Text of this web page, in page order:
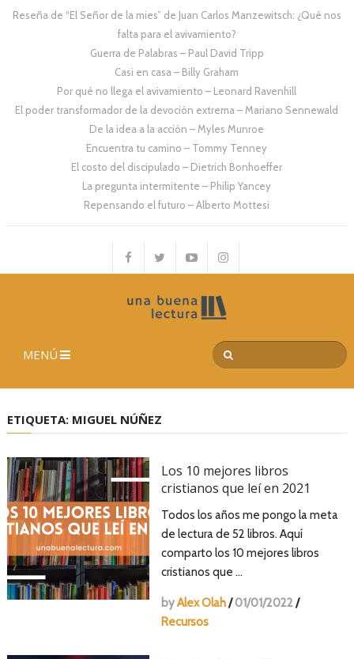
Reseña de “El Señor de la mies” de Juan Carlos Manzewitsch: ¿Qué nos
falta para el avivamiento?
Guerra de Palabras – Paul David Tripp
Casi en casa – Billy Graham
Por qué no llega el avivamiento – Leonard Ravenhill
El poder transformador de la devoción extrema – Mariano Sennewald
De la idea a la acción – Myles Munroe
Encuentra tu camino – Tommy Tenney
El costo del discipulado – Dietrich Bonhoeffer
La pregunta intermitente – Philip Yancey
Repensando el futuro – Alberto Mottesi
MENÚ
ETIQUETA: MIGUEL NÚÑEZ
Los 10 mejores libros
cristianos que leí en 2021
Todos los años me pongo la meta
de lectura de 52 libros. Aquí
comparto los 10 mejores libros
cristianos que …
byAlex Olah/ 01/01/2022/
Recursos